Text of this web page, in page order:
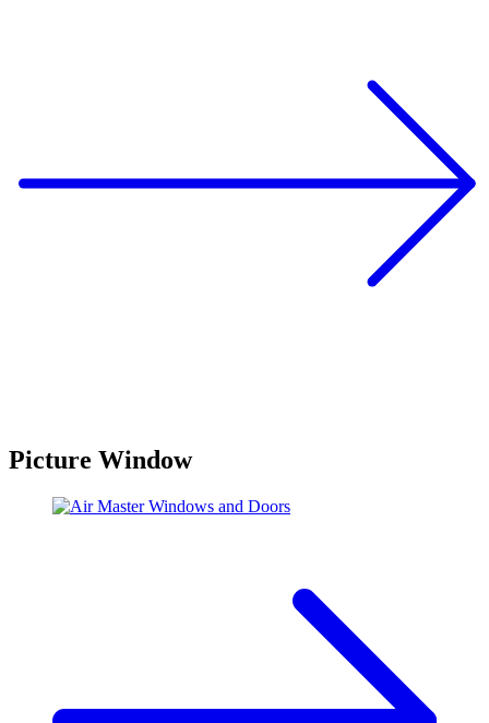
Picture Window